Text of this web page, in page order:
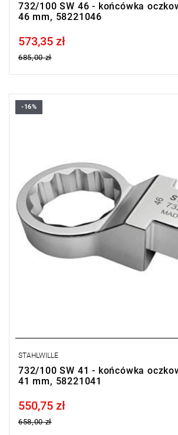
732/100 SW 46 - końcówka
46 mm, 58221046
Price tax included
573,35 zł
685,00 zł
-16%
STAHLWILLE
732/100 SW 41 - końcówka
41 mm, 58221041
Price tax included
550,75 zł
658,00 zł